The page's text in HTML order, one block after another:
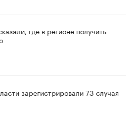
где в регионе получить
зарегистрировали 73 случая